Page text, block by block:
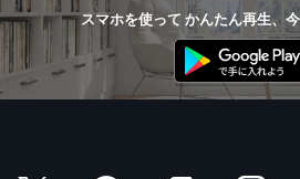
スマホを使って かんたん再生、